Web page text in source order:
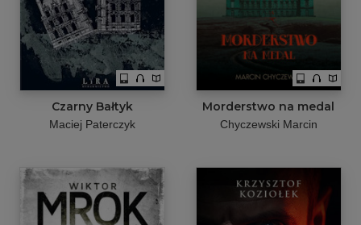
Czarny Bałtyk
Maciej Paterczyk
Morderstwo na medal
Chyczewski Marcin